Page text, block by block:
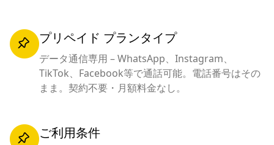
プリペイド プランタイプ
データ通信専用 – WhatsApp、Instagram、
TikTok、Facebook等で通話可能。電話番号はその
まま。契約不要・月額料金なし。
ご利用条件